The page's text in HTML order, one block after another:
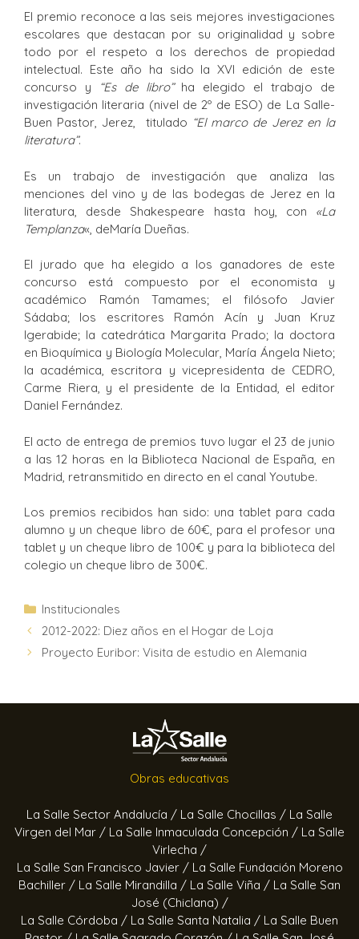
El premio reconoce a las seis mejores investigaciones
escolares que destacan por su originalidad y sobre
todo por el respeto a los derechos de propiedad
intelectual. Este año ha sido la XVI edición de este
concurso y
“Es de libro”ha elegido el trabajo de
investigación literaria (nivel de 2º de ESO) de La Salle-
Buen Pastor, Jerez, titulado “El marco de Jerez en la
literatura”.
Es un trabajo de investigación que analiza las
menciones del vino y de las bodegas de Jerez en la
literatura, desde Shakespeare hasta hoy, con «La
Templanza«, deMaría Dueñas.
El jurado que ha elegido a los ganadores de este
concurso está compuesto por el economista y
académico Ramón Tamames; el filósofo Javier
Sádaba; los escritores Ramón Acín y Juan Kruz
Igerabide; la catedrática Margarita Prado; la doctora
en Bioquímica y Biología Molecular, María Ángela Nieto;
la académica, escritora y vicepresidenta de CEDRO,
Carme Riera, y el presidente de la Entidad, el editor
Daniel Fernández.
El acto de entrega de premios tuvo lugar el 23 de junio
a las 12 horas en la Biblioteca Nacional de España, en
Madrid, retransmitido en directo en el canal Youtube.
Los premios recibidos han sido: una tablet para cada
alumno y un cheque libro de 60€, para el profesor una
tablet y un cheque libro de 100€ y para la biblioteca del
colegio un cheque libro de 300€.
Institucionales
2012-2022: Diez años en el Hogar de Loja
Proyecto Euribor: Visita de estudio en Alemania
Obras educativas
La Salle Sector Andalucía / La Salle Chocillas / La Salle
Virgen del Mar / La Salle Inmaculada Concepción / La Salle
Virlecha /
La Salle San Francisco Javier / La Salle Fundación Moreno
Bachiller / La Salle Mirandilla / La Salle Viña / La Salle San
José (Chiclana) /
La Salle Córdoba / La Salle Santa Natalia / La Salle Buen